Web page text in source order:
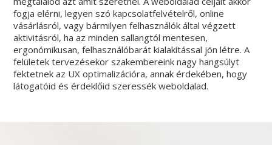
fogja elérni, legyen szó kapcsolatfelvételről, online
vásárlásról, vagy bármilyen felhasználók által végzett
aktivitásról, ha az minden sallangtól mentesen,
ergonómikusan, felhasználóbarát kialakítással jön létre. A
felületek tervezésekor szakembereink nagy hangsúlyt
fektetnek az UX optimalizációra, annak érdekében, hogy
látogatóid és érdeklőid szeressék weboldalad.